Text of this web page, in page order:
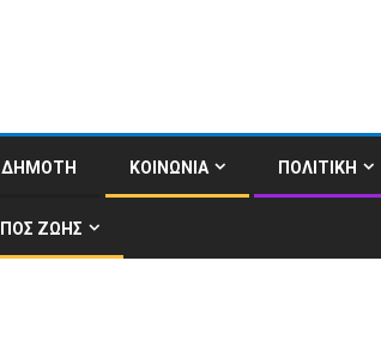
ΔΗΜΟΤΗ ΚΟΙΝΩΝΙΑ ΠΟΛΙΤΙΚΗ
ΖΩΗΣ